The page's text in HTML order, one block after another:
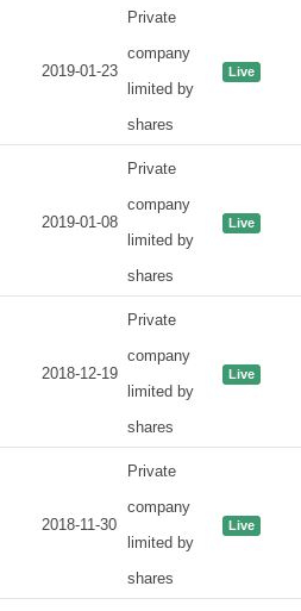
2019-01-23
Private
company
limited by
shares
Live
2019-01-08
Private
company
limited by
shares
Live
2018-12-19
Private
company
limited by
shares
Live
2018-11-30
Private
company
limited by
shares
Live